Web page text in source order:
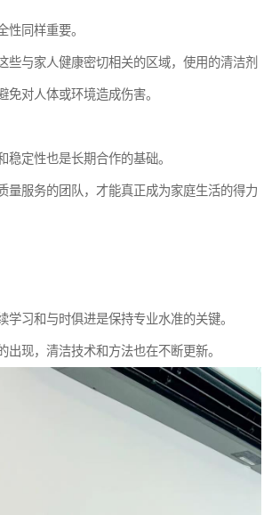
性同样重要。
些与家人健康密切相关的区域，使用的清洁剂
免对人体或环境造成伤害。
稳定性也是长期合作的基础。
量服务的团队，才能真正成为家庭生活的得力
学习和与时俱进是保持专业水准的关键。
出现，清洁技术和方法也在不断更新。